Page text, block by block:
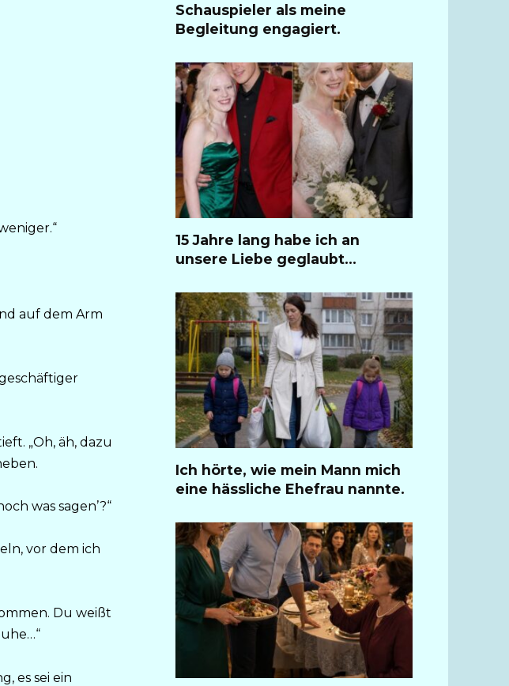
auf dem Arm
„Oh, äh, dazu
was sagen’?“
vor dem ich
Du weißt
es sei ein
Schauspieler als meine
Begleitung engagiert.
15 Jahre lang habe ich an
unsere Liebe geglaubt…
Ich hörte, wie mein Mann mich
eine hässliche Ehefrau nannte.